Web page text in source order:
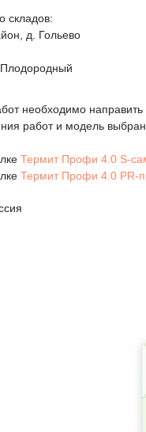
складов:
д. Гольево
Плодородный
необходимо направить
работ и модель
Термит Профи 4.0 S-
Термит Профи 4.0 PR-